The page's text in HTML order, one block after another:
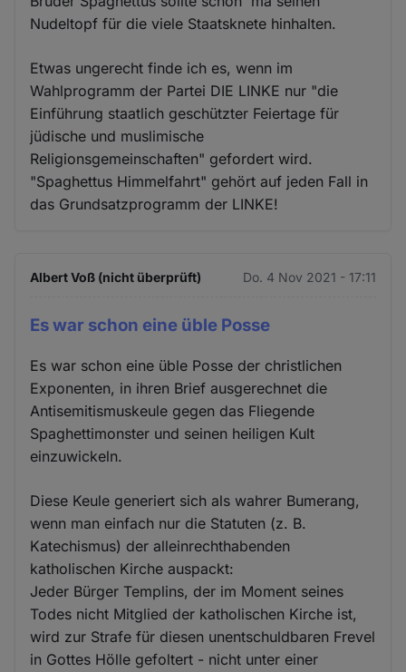
Nudeltopf für die viele Staatsknete hinhalten.
Etwas ungerecht finde ich es, wenn im
Wahlprogramm der Partei DIE LINKE nur "die
Einführung staatlich geschützter Feiertage für
jüdische und muslimische
Religionsgemeinschaften" gefordert wird.
"Spaghettus Himmelfahrt" gehört auf jeden Fall in
das Grundsatzprogramm der LINKE!
Albert Voß (nicht überprüft) Do. 4 Nov 2021 - 17:11
Es war schon eine üble Posse
Es war schon eine üble Posse der christlichen
Exponenten, in ihren Brief ausgerechnet die
Antisemitismuskeule gegen das Fliegende
Spaghettimonster und seinen heiligen Kult
einzuwickeln.
Diese Keule generiert sich als wahrer Bumerang,
wenn man einfach nur die Statuten (z. B.
Katechismus) der alleinrechthabenden
katholischen Kirche auspackt:
Jeder Bürger Templins, der im Moment seines
Todes nicht Mitglied der katholischen Kirche ist,
wird zur Strafe für diesen unentschuldbaren Frevel
in Gottes Hölle gefoltert - nicht unter einer